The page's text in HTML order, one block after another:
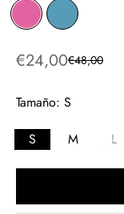
Precio
venta
€24,00
Precio
€48,00
Tamaño: S
S M L